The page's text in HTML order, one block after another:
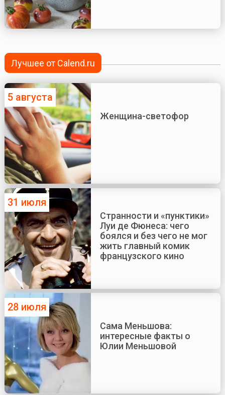
Лучшее от Calend.ru
5 августа
Женщина-светофор
31 июля
Странности и «пунктики»
Луи де Фюнеса: чего
боялся и без чего не мог
жить главный комик
французского кино
28 июля
Сама Меньшова:
интересные факты о
Юлии Меньшовой